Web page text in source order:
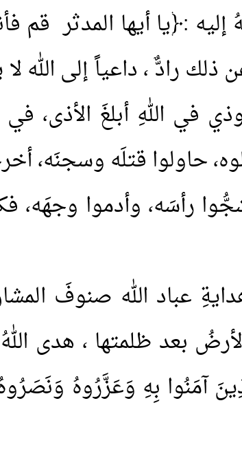
:﴿يا أيها المدثر قم
ذلك رادٌّ ، داعياً إلى الله
في اللهِ أبلغَ الأذى،
حاولوا قتلَه وسجنَه،
رأسَه، وأدموا وجهَه،
عباد الله صنوفَ
بعد ظلمتها ، هدى
آمَنُوا بِهِ وَعَزَّرُوهُ